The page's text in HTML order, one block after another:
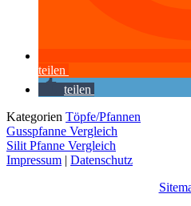
teilen
teilen
Kategorien Töpfe/Pfannen
Gusspfanne Vergleich
Silit Pfanne Vergleich
Impressum | Datenschutz